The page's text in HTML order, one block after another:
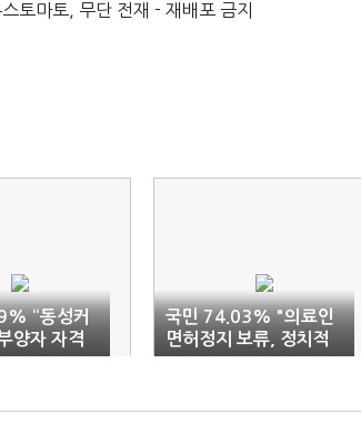
토마토, 무단 전재 - 재배포 금지
“동성커
양자 자격
국민 74.03% "의료인
면허정지 보류, 정치적
쇼"